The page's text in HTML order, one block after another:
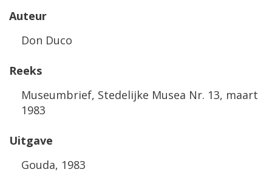
Auteur
Don Duco
Reeks
Museumbrief, Stedelijke Musea Nr. 13, maart
1983
Uitgave
Gouda, 1983